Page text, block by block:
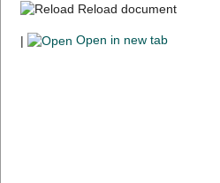
Reload document
| Open in new tab